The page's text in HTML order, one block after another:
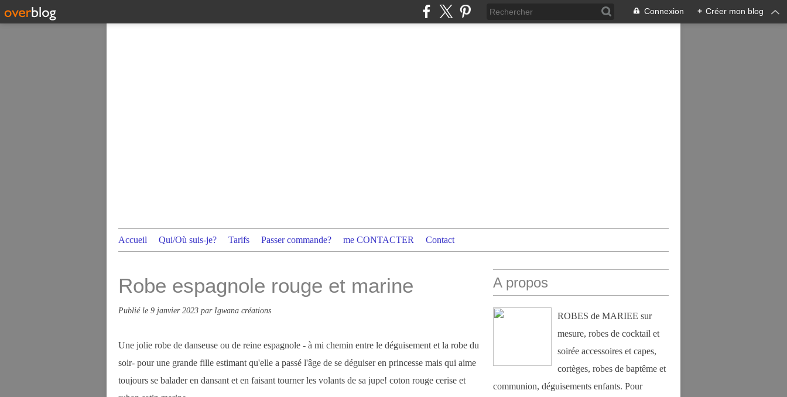
Connexion + Créer mon blog
Accueil Qui/Où suis-je? Tarifs Passer commande? me CONTACTER Contact
Robe espagnole rouge et marine
Publié le 9 janvier 2023 par Igwana créations
Une jolie robe de danseuse ou de reine espagnole - à mi chemin entre le déguisement et la robe du
soir- pour une grande fille estimant qu'elle a passé l'âge de se déguiser en princesse mais qui aime
toujours se balader en dansant et en faisant tourner les volants de sa jupe! coton rouge cerise et
A propos
ROBES de MARIEE sur
mesure, robes de cocktail et
soirée accessoires et capes,
cortèges, robes de baptême et
communion, déguisements enfants. Pour